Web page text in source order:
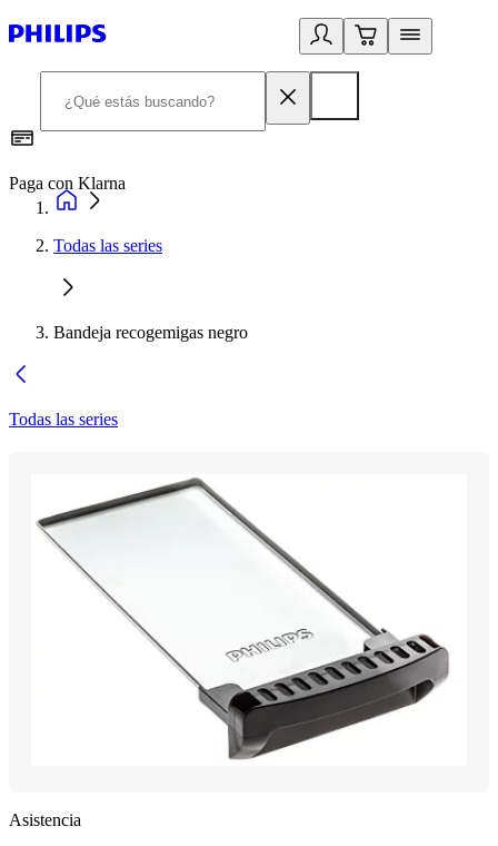
Paga con Klarna
Todas las series
Bandeja recogemigas negro
Todas las series
Asistencia